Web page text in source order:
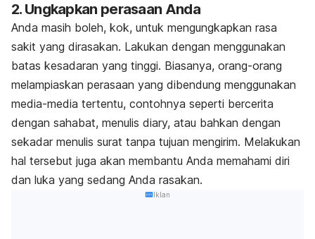
2. Ungkapkan perasaan Anda
Anda masih boleh, kok, untuk mengungkapkan rasa
sakit yang dirasakan. Lakukan dengan menggunakan
batas kesadaran yang tinggi. Biasanya, orang-orang
melampiaskan perasaan yang dibendung menggunakan
media-media tertentu, contohnya seperti bercerita
dengan sahabat, menulis diary, atau bahkan dengan
sekadar menulis surat tanpa tujuan mengirim. Melakukan
hal tersebut juga akan membantu Anda memahami diri
dan luka yang sedang Anda rasakan.
Iklan